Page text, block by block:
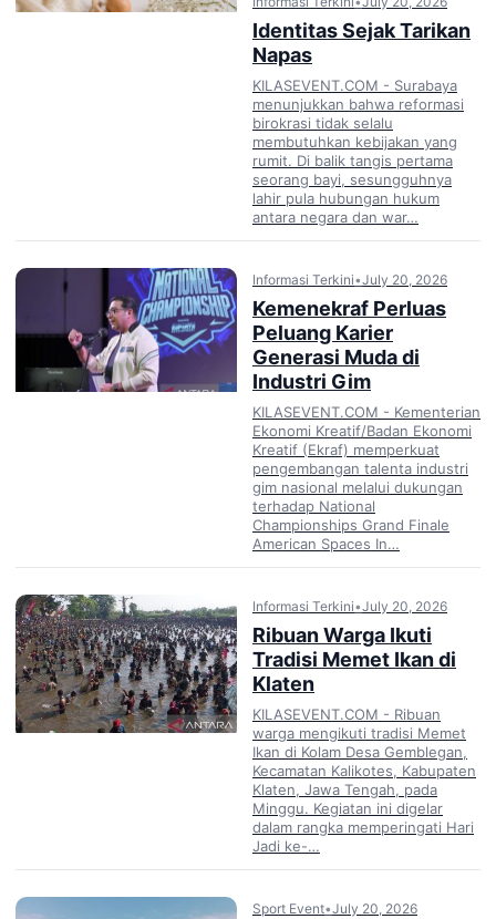
Identitas Sejak Tarikan
Napas
KILASEVENT.COM - Surabaya
menunjukkan bahwa reformasi
birokrasi tidak selalu
membutuhkan kebijakan yang
rumit. Di balik tangis pertama
seorang bayi, sesungguhnya
lahir pula hubungan hukum
antara negara dan war…
Informasi Terkini•July 20, 2026
Kemenekraf Perluas
Peluang Karier
Generasi Muda di
Industri Gim
KILASEVENT.COM - Kementerian
Ekonomi Kreatif/Badan Ekonomi
Kreatif (Ekraf) memperkuat
pengembangan talenta industri
gim nasional melalui dukungan
terhadap National
Championships Grand Finale
American Spaces In…
Informasi Terkini•July 20, 2026
Ribuan Warga Ikuti
Tradisi Memet Ikan di
Klaten
KILASEVENT.COM - Ribuan
warga mengikuti tradisi Memet
Ikan di Kolam Desa Gemblegan,
Kecamatan Kalikotes, Kabupaten
Klaten, Jawa Tengah, pada
Minggu. Kegiatan ini digelar
dalam rangka memperingati Hari
Jadi ke-…
Sport Event•July 20, 2026